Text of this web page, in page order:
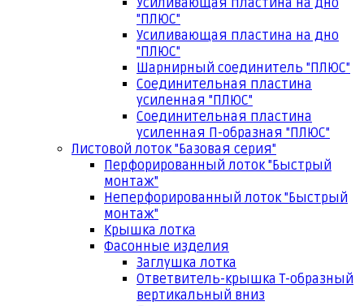
Усиливающая пластина на дно
"ПЛЮС"
Усиливающая пластина на дно
"ПЛЮС"
Шарнирный соединитель "ПЛЮС"
Соединительная пластина
усиленная "ПЛЮС"
Соединительная пластина
усиленная П-образная "ПЛЮС"
Листовой лоток "Базовая серия"
Перфорированный лоток "Быстрый
монтаж"
Неперфорированный лоток "Быстрый
монтаж"
Крышка лотка
Фасонные изделия
Заглушка лотка
Ответвитель-крышка Т-образный
вертикальный вниз